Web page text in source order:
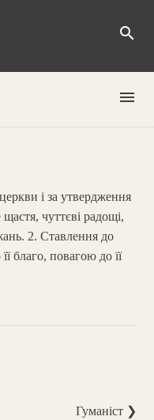
search
menu
і за утвердження
чуттєві радощі,
2. Ставлення до
благо, повагою до її
Гуманіст ❯